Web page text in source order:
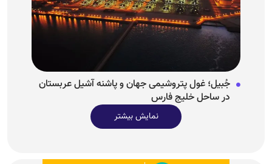
جُبیل؛ غول پتروشیمی جهان و پاشنه آشیل عربستان
در ساحل خلیج فارس
نمایش بیشتر